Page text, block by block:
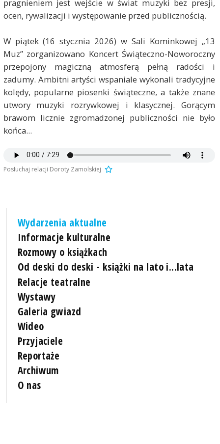
pragnieniem jest wejście w świat muzyki bez presji,
ocen, rywalizacji i występowanie przed publicznością.
W piątek (16 stycznia 2026) w Sali Kominkowej „13
Muz” zorganizowano Koncert Świąteczno-Noworoczny
przepojony magiczną atmosferą pełną radości i
zadumy. Ambitni artyści wspaniale wykonali tradycyjne
kolędy, popularne piosenki świąteczne, a także znane
utwory muzyki rozrywkowej i klasycznej. Gorącym
brawom licznie zgromadzonej publiczności nie było
końca...
Posłuchaj relacji Doroty Zamolskiej
Wydarzenia aktualne
Informacje kulturalne
Rozmowy o książkach
Od deski do deski - książki na lato i...lata
Relacje teatralne
Wystawy
Galeria gwiazd
Wideo
Przyjaciele
Reportaże
Archiwum
O nas